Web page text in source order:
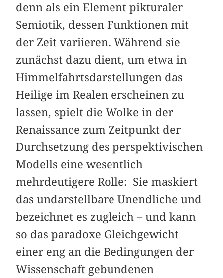
denn als ein Element pikturaler
Semiotik, dessen Funktionen mit
der Zeit variieren. Während sie
zunächst dazu dient, um etwa in
Himmelfahrtsdarstellungen das
Heilige im Realen erscheinen zu
lassen, spielt die Wolke in der
Renaissance zum Zeitpunkt der
Durch­setzung des perspektivischen
Modells eine wesentlich
mehrdeutigere Rolle: ­ Sie maskiert
das undarstellbare Unendliche und
bezeichnet es zugleich – und kann
so das paradoxe Gleichgewicht
einer eng an die Bedingungen der
Wissenschaft gebundenen